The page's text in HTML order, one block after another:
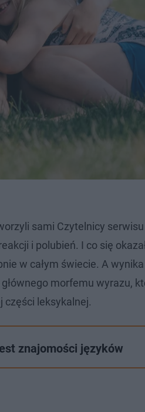
sami Czytelnicy
i polubień. I co się
w całym świecie. A
morfemu wyrazu,
części leksykalnej.
znajomości języków